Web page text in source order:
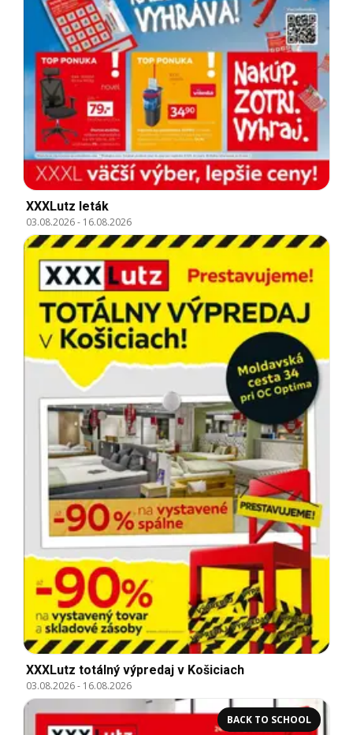
XXXLutz leták
03.08.2026- 16.08.2026
XXXLutz totálný výpredaj v Košiciach
03.08.2026- 16.08.2026
BACK TO SCHOOL